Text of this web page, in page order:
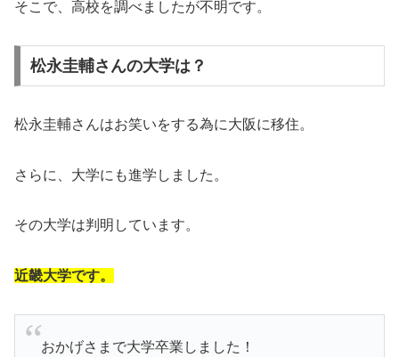
そこで、高校を調べましたが不明です。
松永圭輔さんの大学は？
松永圭輔さんはお笑いをする為に大阪に移住。
さらに、大学にも進学しました。
その大学は判明しています。
近畿大学です。
おかげさまで大学卒業しました！